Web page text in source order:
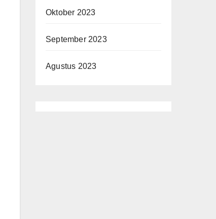
Oktober 2023
September 2023
Agustus 2023